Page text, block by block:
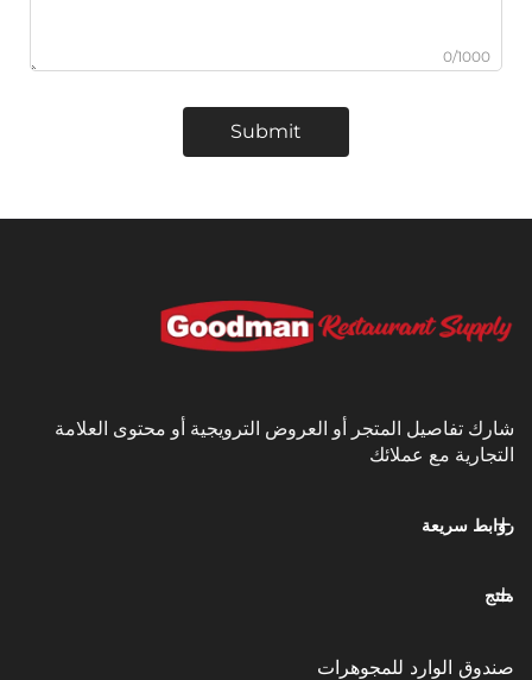
المتجر أو العروض الترويجية أو محتوى العلامة
عملائك
للمجوهرات